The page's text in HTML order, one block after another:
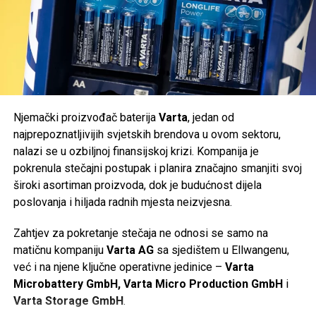
Mail
Njemački proizvođač baterija Varta, jedan od
najprepoznatljivijih svjetskih brendova u ovom sektoru,
nalazi se u ozbiljnoj finansijskoj krizi. Kompanija je
pokrenula stečajni postupak i planira značajno smanjiti svoj
široki asortiman proizvoda, dok je budućnost dijela
poslovanja i hiljada radnih mjesta neizvjesna.
Zahtjev za pokretanje stečaja ne odnosi se samo na
matičnu kompaniju Varta AGsa sjedištem u Ellwangenu,
već i na njene ključne operativne jedinice – Varta
Microbattery GmbH, Varta Micro Production GmbH i
Varta Storage GmbH.